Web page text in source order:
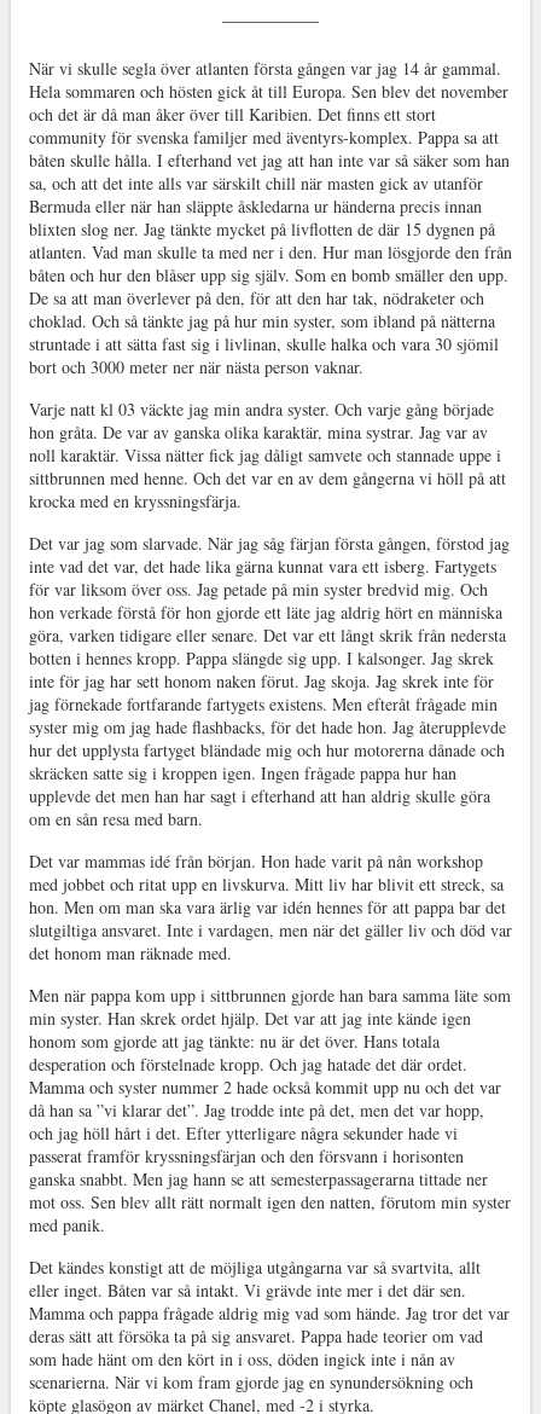
När vi skulle segla över atlanten första gången var jag 14 år gammal.
Hela sommaren och hösten gick åt till Europa. Sen blev det november
och det är då man åker över till Karibien. Det finns ett stort
community för svenska familjer med äventyrs-komplex. Pappa sa att
båten skulle hålla. I efterhand vet jag att han inte var så säker som han
sa, och att det inte alls var särskilt chill när masten gick av utanför
Bermuda eller när han släppte åskledarna ur händerna precis innan
blixten slog ner. Jag tänkte mycket på livflotten de där 15 dygnen på
atlanten. Vad man skulle ta med ner i den. Hur man lösgjorde den från
båten och hur den blåser upp sig själv. Som en bomb smäller den upp.
De sa att man överlever på den, för att den har tak, nödraketer och
choklad. Och så tänkte jag på hur min syster, som ibland på nätterna
struntade i att sätta fast sig i livlinan, skulle halka och vara 30 sjömil
bort och 3000 meter ner när nästa person vaknar.
Varje natt kl 03 väckte jag min andra syster. Och varje gång började
hon gråta. De var av ganska olika karaktär, mina systrar. Jag var av
noll karaktär. Vissa nätter fick jag dåligt samvete och stannade uppe i
sittbrunnen med henne. Och det var en av dem gångerna vi höll på att
krocka med en kryssningsfärja.
Det var jag som slarvade. När jag såg färjan första gången, förstod jag
inte vad det var, det hade lika gärna kunnat vara ett isberg. Fartygets
för var liksom över oss. Jag petade på min syster bredvid mig. Och
hon verkade förstå för hon gjorde ett läte jag aldrig hört en människa
göra, varken tidigare eller senare. Det var ett långt skrik från nedersta
botten i hennes kropp. Pappa slängde sig upp. I kalsonger. Jag skrek
inte för jag har sett honom naken förut. Jag skoja. Jag skrek inte för
jag förnekade fortfarande fartygets existens. Men efteråt frågade min
syster mig om jag hade flashbacks, för det hade hon. Jag återupplevde
hur det upplysta fartyget bländade mig och hur motorerna dånade och
skräcken satte sig i kroppen igen. Ingen frågade pappa hur han
upplevde det men han har sagt i efterhand att han aldrig skulle göra
om en sån resa med barn.
Det var mammas idé från början. Hon hade varit på nån workshop
med jobbet och ritat upp en livskurva. Mitt liv har blivit ett streck, sa
hon. Men om man ska vara ärlig var idén hennes för att pappa bar det
slutgiltiga ansvaret. Inte i vardagen, men när det gäller liv och död var
det honom man räknade med.
Men när pappa kom upp i sittbrunnen gjorde han bara samma läte som
min syster. Han skrek ordet hjälp. Det var att jag inte kände igen
honom som gjorde att jag tänkte: nu är det över. Hans totala
desperation och förstelnade kropp. Och jag hatade det där ordet.
Mamma och syster nummer 2 hade också kommit upp nu och det var
då han sa ”vi klarar det”. Jag trodde inte på det, men det var hopp,
och jag höll hårt i det. Efter ytterligare några sekunder hade vi
passerat framför kryssningsfärjan och den försvann i horisonten
ganska snabbt. Men jag hann se att semesterpassagerarna tittade ner
mot oss. Sen blev allt rätt normalt igen den natten, förutom min syster
med panik.
Det kändes konstigt att de möjliga utgångarna var så svartvita, allt
eller inget. Båten var så intakt. Vi grävde inte mer i det där sen.
Mamma och pappa frågade aldrig mig vad som hände. Jag tror det var
deras sätt att försöka ta på sig ansvaret. Pappa hade teorier om vad
som hade hänt om den kört in i oss, döden ingick inte i nån av
scenarierna. När vi kom fram gjorde jag en synundersökning och
köpte glasögon av märket Chanel, med -2 i styrka.